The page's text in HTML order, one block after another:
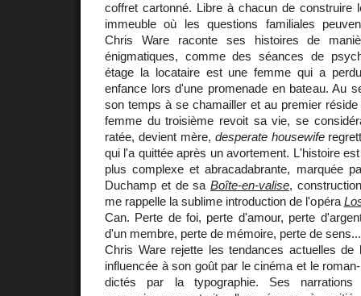
coffret cartonné. Libre à chacun de construire
immeuble où les questions familiales
Chris Ware raconte ses histoires de
énigmatiques, comme des séances de
étage la locataire est une femme qui a
enfance lors d'une promenade en bateau. Au
son temps à se chamailler et au premier
femme du troisième revoit sa vie, se
ratée, devient mère, desperate housewife
qui l'a quittée après un avortement. L'histoire
plus complexe et abracadabrante, marquée
Duchamp et de saBoîte-en-valise,
me rappelle la sublime introduction de l'opéra
Can. Perte de foi, perte d'amour, perte
d'un membre, perte de mémoire, perte de sens...
Chris Ware rejette les tendances actuelles de
influencée à son goût par le cinéma et le
dictés par la typographie. Ses narrations